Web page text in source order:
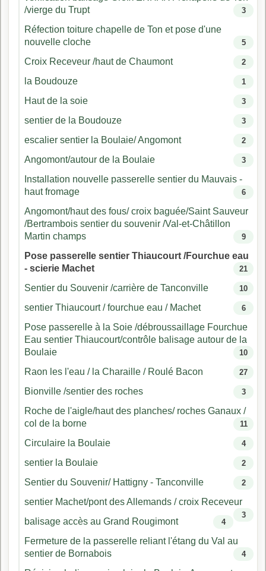
/vierge du Trupt
3
Réfection toiture chapelle de Ton et pose d'une
nouvelle cloche
5
Croix Receveur /haut de Chaumont 2
la Boudouze 1
Haut de la soie 3
sentier de la Boudouze 3
escalier sentier la Boulaie/ Angomont 2
Angomont/autour de la Boulaie 3
Installation nouvelle passerelle sentier du Mauvais -
haut fromage
6
Angomont/haut des fous/ croix baguée/Saint Sauveur
/Bertrambois sentier du souvenir /Val-et-Châtillon
Martin champs
9
Pose passerelle sentier Thiaucourt /Fourchue eau
- scierie Machet
21
Sentier du Souvenir /carrière de Tanconville 10
sentier Thiaucourt / fourchue eau / Machet 6
Pose passerelle à la Soie /débroussaillage Fourchue
Eau sentier Thiaucourt/contrôle balisage autour de la
Boulaie
10
Raon les l'eau / la Charaille / Roulé Bacon 27
Bionville /sentier des roches 3
Roche de l'aigle/haut des planches/ roches Ganaux /
col de la borne
11
Circulaire la Boulaie 4
sentier la Boulaie 2
Sentier du Souvenir/ Hattigny - Tanconville 2
sentier Machet/pont des Allemands / croix Receveur
3
balisage accès au Grand Rougimont 4
Fermeture de la passerelle reliant l'étang du Val au
sentier de Bornabois
4